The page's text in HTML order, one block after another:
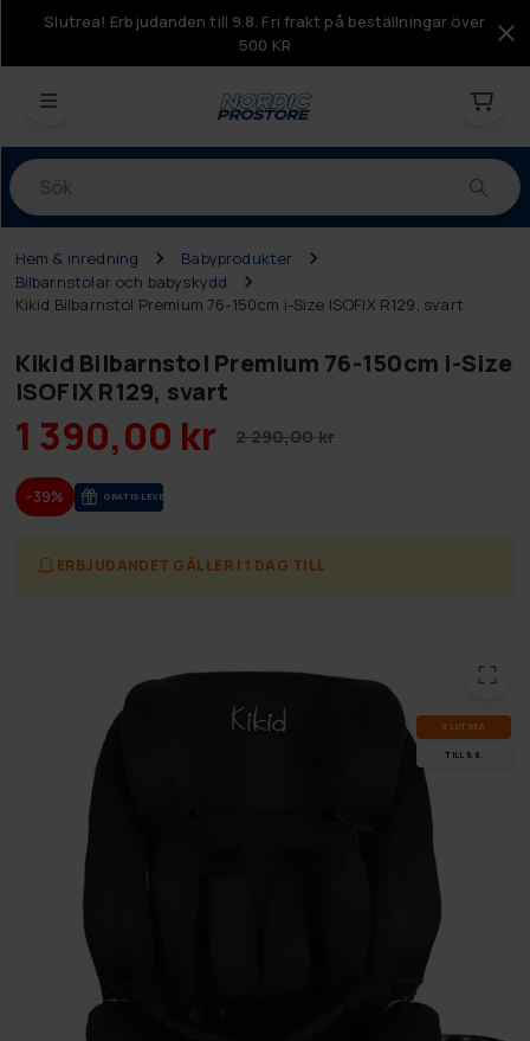
Slutrea! Erbjudanden till 9.8. Fri frakt på beställningar över
500 KR
Produkter
Hem & inredning
Babyprodukter
Bilbarnstolar och babyskydd
Kikid Bilbarnstol Premium 76-150cm i-Size ISOFIX R129, svart
Kikid Bilbarnstol Premium 76-150cm i-Size
ISOFIX R129, svart
1 390,00 kr 2 290,00 kr
-39% GRA­TIS LE­VE­RANS
ERBJUDANDET GÄLLER I 1 DAG TILL
SLUT­REA
TILL 9.8.